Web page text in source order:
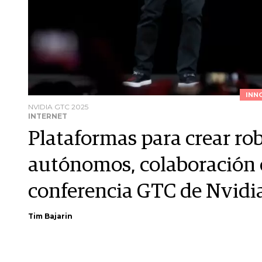
NVIDIA GTC 2025
INTERNET
Plataformas para crear
autónomos, colaboración
conferencia GTC de
Tim Bajarin